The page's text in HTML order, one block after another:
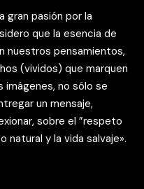
gran pasión por la
que la esencia de
nuestros pensamientos,
(vividos) que marquen
imágenes, no sólo se
un mensaje,
sobre el ”respeto
natural y la vida salvaje».